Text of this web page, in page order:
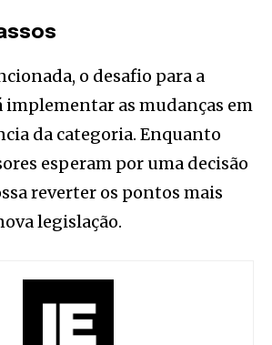
o desafio para a
implementar as mudanças em
da categoria. Enquanto
esperam por uma decisão
reverter os pontos mais
legislação.